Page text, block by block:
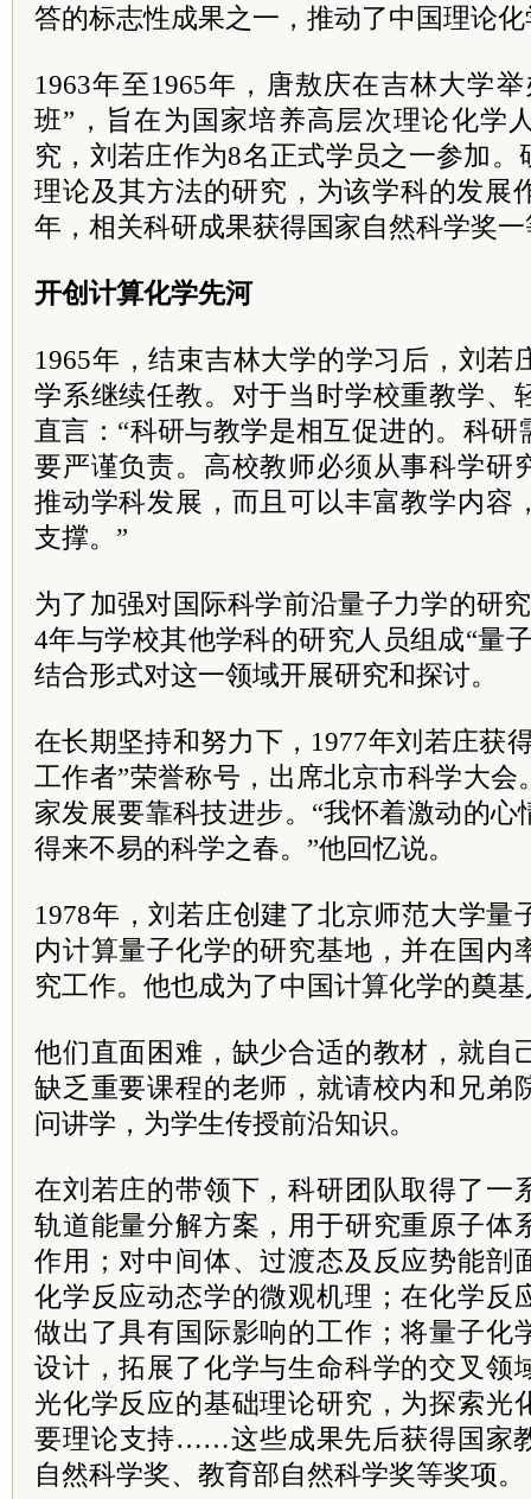
答的标志性成果之一，推动了中国理论
1963年至1965年，唐敖庆在吉林大学
班”，旨在为国家培养高层次理论化学
究，刘若庄作为8名正式学员之一参加
理论及其方法的研究，为该学科的发展
年，相关科研成果获得国家自然科学奖
开创计算化学先河
1965年，结束吉林大学的学习后，刘若
学系继续任教。对于当时学校重教学、
直言：“科研与教学是相互促进的。科
要严谨负责。高校教师必须从事科学研
推动学科发展，而且可以丰富教学内容
支撑。”
为了加强对国际科学前沿量子力学的研
4年与学校其他学科的研究人员组成“量
结合形式对这一领域开展研究和探讨。
在长期坚持和努力下，1977年刘若庄获
工作者”荣誉称号，出席北京市科学大
家发展要靠科技进步。“我怀着激动的
得来不易的科学之春。”他回忆说。
1978年，刘若庄创建了北京师范大学量
内计算量子化学的研究基地，并在国内
究工作。他也成为了中国计算化学的奠
他们直面困难，缺少合适的教材，就自
缺乏重要课程的老师，就请校内和兄弟
问讲学，为学生传授前沿知识。
在刘若庄的带领下，科研团队取得了一
轨道能量分解方案，用于研究重原子体
作用；对中间体、过渡态及反应势能剖
化学反应动态学的微观机理；在化学反
做出了具有国际影响的工作；将量子化
设计，拓展了化学与生命科学的交叉领
光化学反应的基础理论研究，为探索光
要理论支持……这些成果先后获得国家
自然科学奖、教育部自然科学奖等奖项。